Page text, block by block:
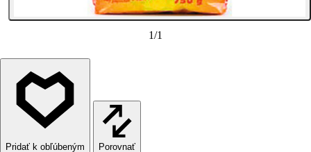
1/1
Porovnať